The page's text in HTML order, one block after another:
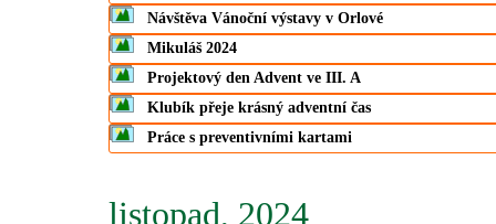
Návštěva Vánoční výstavy v Orlové
Mikuláš 2024
Projektový den Advent ve III. A
Klubík přeje krásný adventní čas
Práce s preventivními kartami
listopad, 2024